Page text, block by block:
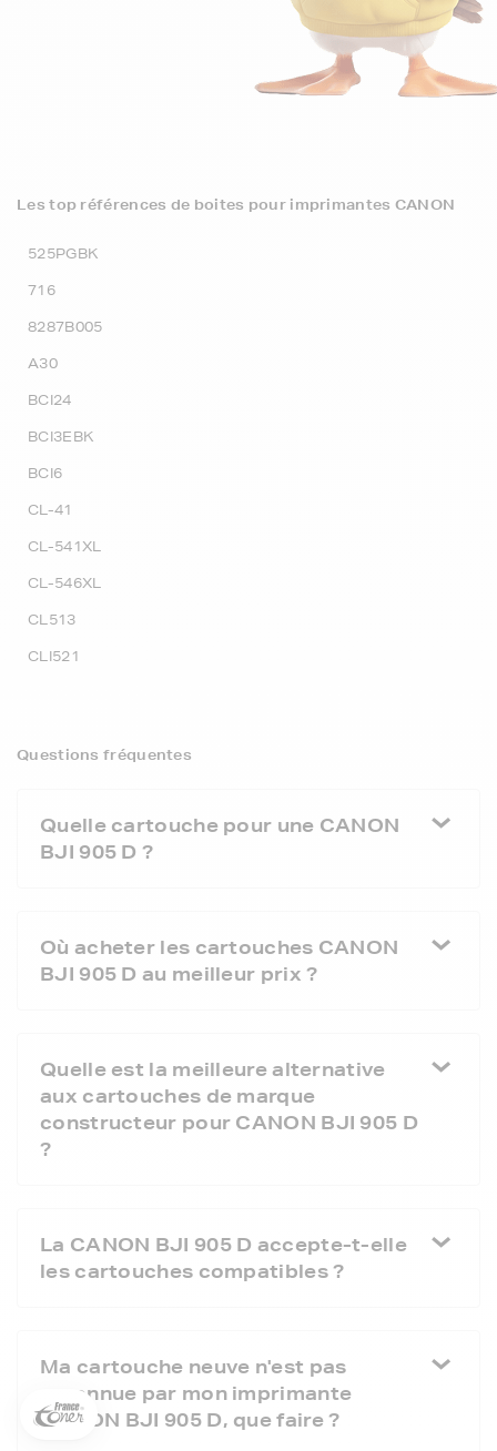
Les top références de boites pour imprimantes CANON
525PGBK
716
8287B005
A30
BCI24
BCI3EBK
BCI6
CL-41
CL-541XL
CL-546XL
CL513
CLI521
Questions fréquentes
Quelle cartouche pour une CANON
BJI 905 D ?
Où acheter les cartouches CANON
BJI 905 D au meilleur prix ?
Quelle est la meilleure alternative
aux cartouches de marque
constructeur pour CANON BJI 905 D
?
La CANON BJI 905 D accepte-t-elle
les cartouches compatibles ?
Ma cartouche neuve n'est pas
reconnue par mon imprimante
CANON BJI 905 D, que faire ?
5€ offerts sur votre 1ère
Inscrivez-vous à notre newsletter, suivez notre actualité et
bénéficiez immédiatementd’une remise de 5€
commande * !